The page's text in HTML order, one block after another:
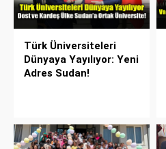
Türk Üniversiteleri
Dünyaya Yayılıyor: Yeni
Adres Sudan!